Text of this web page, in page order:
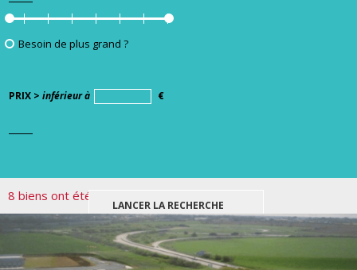
Besoin de plus grand ?
PRIX > inférieur à €
8 biens ont été trouvés pour votre recherche.